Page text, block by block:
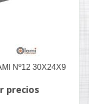
Nº12 30X24X9
precios